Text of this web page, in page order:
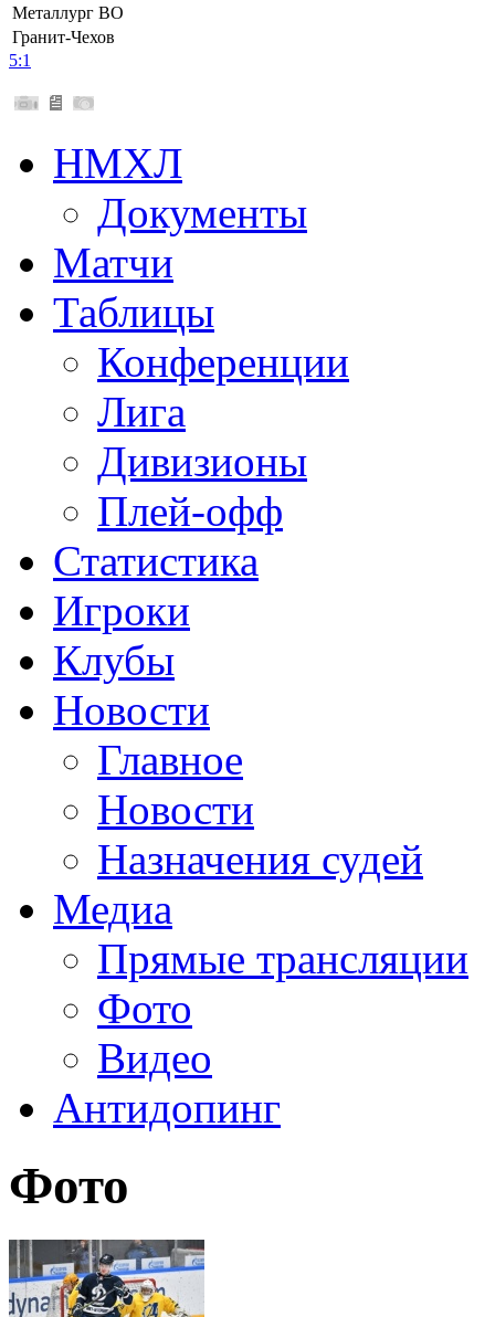
Металлург ВО
Гранит-Чехов
5:1
НМХЛ
Документы
Матчи
Таблицы
Конференции
Лига
Дивизионы
Плей-офф
Статистика
Игроки
Клубы
Новости
Главное
Новости
Назначения судей
Медиа
Прямые трансляции
Фото
Видео
Антидопинг
Фото